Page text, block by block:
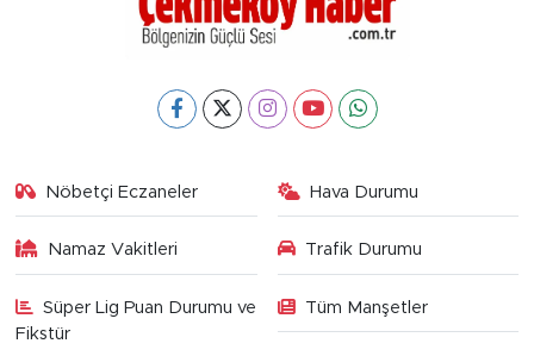
Nöbetçi Eczaneler Hava Durumu
Namaz Vakitleri Trafik Durumu
Süper Lig Puan Durumu ve
Fikstür
Tüm Manşetler